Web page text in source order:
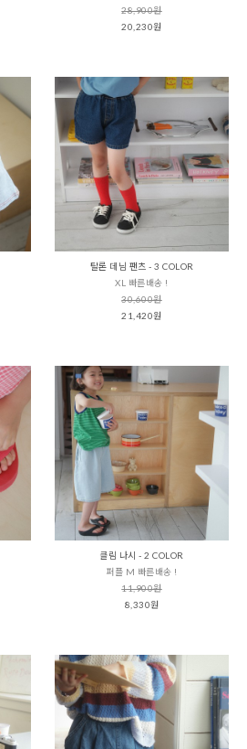
28,900원
20,230원
탈론 데님 팬츠 - 3 COLOR
XL 빠른배송 !
30,600원
21,420원
클림 나시 - 2 COLOR
퍼플 M 빠른배송 !
11,900원
8,330원